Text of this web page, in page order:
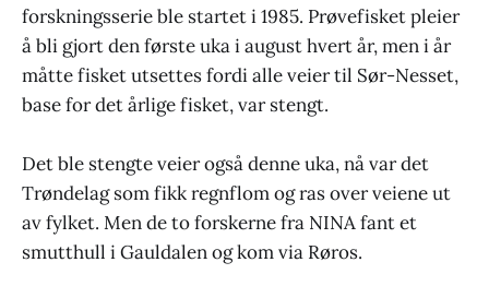
forskningsserie ble startet i 1985. Prøvefisket pleier
å bli gjort den første uka i august hvert år, men i år
måtte fisket utsettes fordi alle veier til Sør-Nesset,
base for det årlige fisket, var stengt.
Det ble stengte veier også denne uka, nå var det
Trøndelag som fikk regnflom og ras over veiene ut
av fylket. Men de to forskerne fra NINA fant et
smutthull i Gauldalen og kom via Røros.